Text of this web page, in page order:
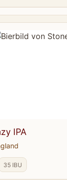
IPA
35 IBU